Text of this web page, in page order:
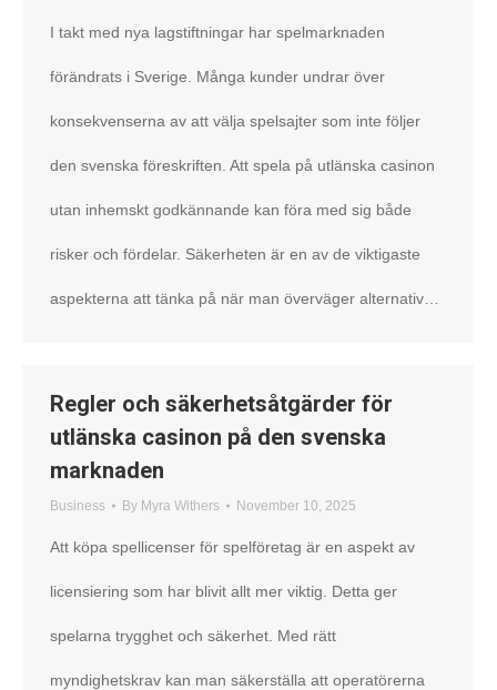
I takt med nya lagstiftningar har spelmarknaden
förändrats i Sverige. Många kunder undrar över
konsekvenserna av att välja spelsajter som inte följer
den svenska föreskriften. Att spela på utlänska casinon
utan inhemskt godkännande kan föra med sig både
risker och fördelar. Säkerheten är en av de viktigaste
aspekterna att tänka på när man överväger alternativ…
Regler och säkerhetsåtgärder för
utlänska casinon på den svenska
marknaden
Business By Myra Withers November 10, 2025
Att köpa spellicenser för spelföretag är en aspekt av
licensiering som har blivit allt mer viktig. Detta ger
spelarna trygghet och säkerhet. Med rätt
myndighetskrav kan man säkerställa att operatörerna